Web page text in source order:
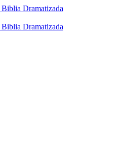
Biblia Dramatizada
Biblia Dramatizada